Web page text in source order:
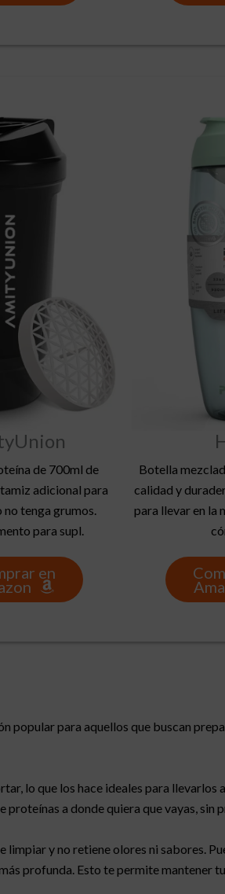
de 700ml de
adicional para
no tenga grumos.
para supl.
en
Botella
calidad y
para llevar en la
popular para aquellos que buscan
lo que los hace ideales para llevarlos
a donde quiera que vayas, sin
y no retiene olores ni sabores.
profunda. Esto te permite mantener